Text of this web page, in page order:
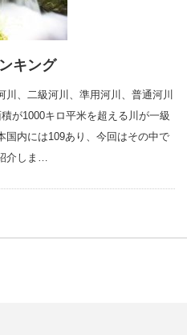
キング
、二級河川、準用河川、普通河川
が1000キロ平米を超える川が一級
国内には109あり、今回はその中で
介しま…